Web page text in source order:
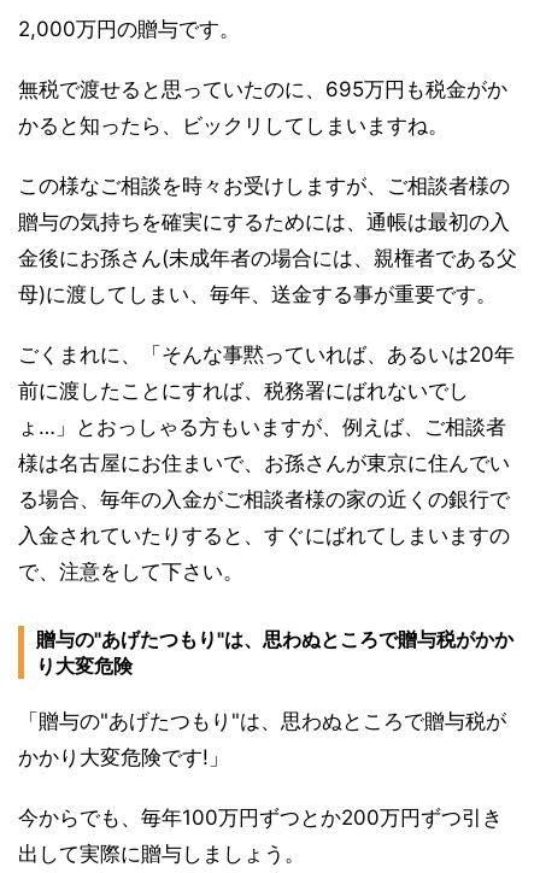
2,000万円の贈与です。
無税で渡せると思っていたのに、695万円も税金がか
かると知ったら、ビックリしてしまいますね。
この様なご相談を時々お受けしますが、ご相談者様の
贈与の気持ちを確実にするためには、通帳は最初の入
金後にお孫さん(未成年者の場合には、親権者である父
母)に渡してしまい、毎年、送金する事が重要です。
ごくまれに、「そんな事黙っていれば、あるいは20年
前に渡したことにすれば、税務署にばれないでし
ょ…」とおっしゃる方もいますが、例えば、ご相談者
様は名古屋にお住まいで、お孫さんが東京に住んでい
る場合、毎年の入金がご相談者様の家の近くの銀行で
入金されていたりすると、すぐにばれてしまいますの
で、注意をして下さい。
贈与の"あげたつもり"は、思わぬところで贈与税がかか
り大変危険
「贈与の"あげたつもり"は、思わぬところで贈与税が
かかり大変危険です!」
今からでも、毎年100万円ずつとか200万円ずつ引き
出して実際に贈与しましょう。